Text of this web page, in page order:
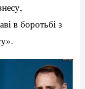
в боротьбі з